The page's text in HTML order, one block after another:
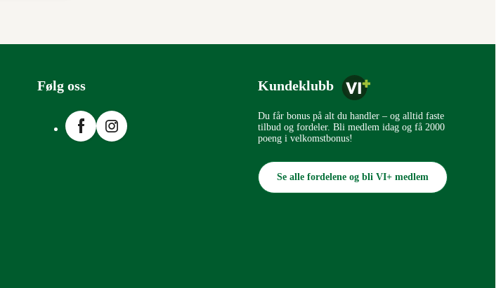
Følg oss
FacebookInstagram
Kundeklubb
Du får bonus på alt du handler – og alltid faste
tilbud og fordeler. Bli medlem idag og få 2000
poeng i velkomstbonus!
Se alle fordelene og bli VI+ medlem